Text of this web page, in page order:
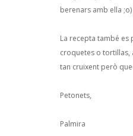
berenars amb ella ;o)
La recepta també es
croquetes o tortillas,
tan cruixent però
Petonets,
Palmira